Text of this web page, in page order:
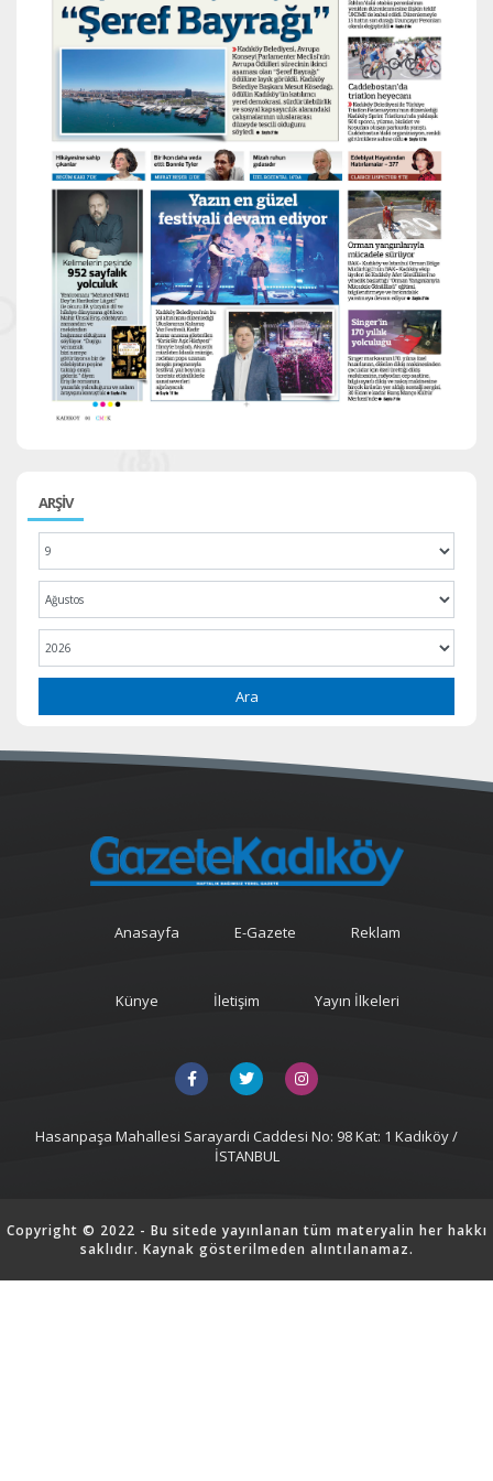
ARŞİV
Ara
Anasayfa E-Gazete Reklam
Künye İletişim Yayın İlkeleri
Hasanpaşa Mahallesi Sarayardi Caddesi No: 98 Kat: 1 Kadıköy /
İSTANBUL
Copyright © 2022 - Bu sitede yayınlanan tüm materyalin her hakkı
saklıdır. Kaynak gösterilmeden alıntılanamaz.